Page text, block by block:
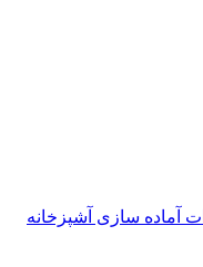
آماده سازی آشپزخانه